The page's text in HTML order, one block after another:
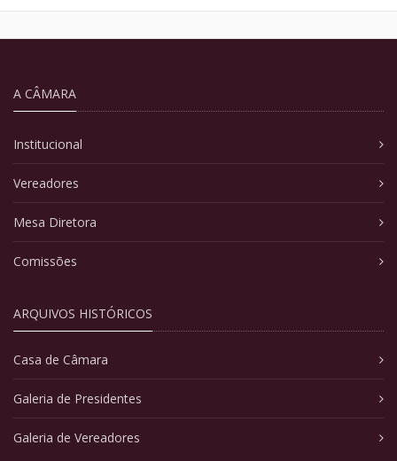
A CÂMARA
Institucional
Vereadores
Mesa Diretora
Comissões
ARQUIVOS HISTÓRICOS
Casa de Câmara
Galeria de Presidentes
Galeria de Vereadores